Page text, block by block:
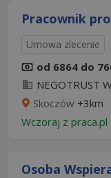
Pracownik
Umowa zlecenie
od 6864 do
NEGOTRUST
Skoczów +3km
Wczoraj z praca.pl
Osoba